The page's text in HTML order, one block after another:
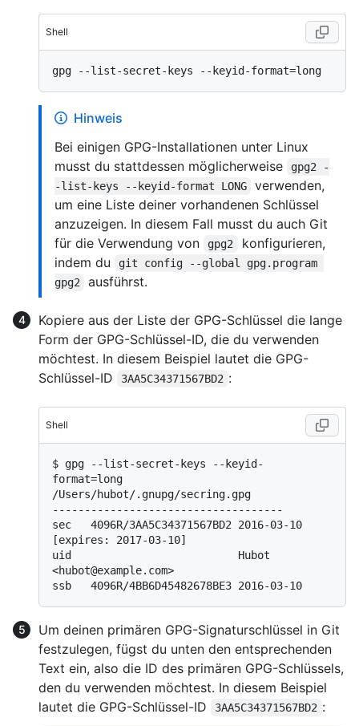
Shell
Hinweis
Bei einigen GPG-Installationen unter Linux
musst du stattdessen möglicherweise
gpg2 -
-list-keys --keyid-format LONG
verwenden,
um eine Liste deiner vorhandenen Schlüssel
anzuzeigen. In diesem Fall musst du auch Git
für die Verwendung von
gpg2
konfigurieren,
indem du
git config --global gpg.program
gpg2
ausführst.
Kopiere aus der Liste der GPG-Schlüssel die lange
Form der GPG-Schlüssel-ID, die du verwenden
möchtest. In diesem Beispiel lautet die GPG-
Schlüssel-ID
3AA5C34371567BD2 :
Shell
$ gpg --list-secret-keys --keyid-
format=long
/Users/hubot/.gnupg/secring.gpg
------------------------------------
sec   4096R/3AA5C34371567BD2 2016-03-10
[expires: 2017-03-10]
uid                          Hubot
<hubot@example.com>
Um deinen primären GPG-Signaturschlüssel in Git
festzulegen, fügst du unten den entsprechenden
Text ein, also die ID des primären GPG-Schlüssels,
den du verwenden möchtest. In diesem Beispiel
lautet die GPG-Schlüssel-ID
3AA5C34371567BD2 :